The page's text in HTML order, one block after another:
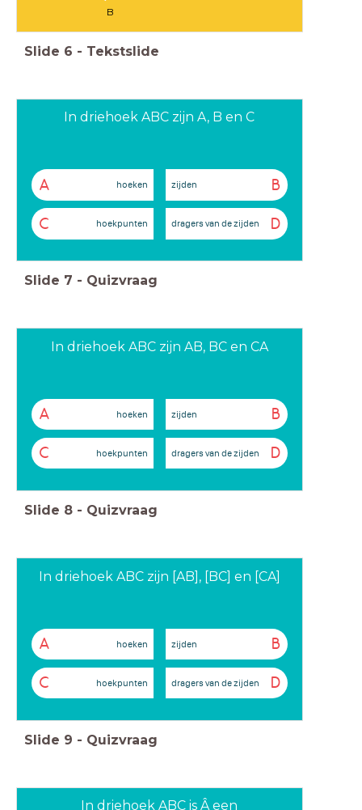
B
Slide 6 - Tekstslide
In driehoek ABC zijn A, B en C
A hoeken B
zijden
C hoekpunten D
dragers van de zijden
Slide 7 - Quizvraag
In driehoek ABC zijn AB, BC en CA
A hoeken B
zijden
C hoekpunten D
dragers van de zijden
Slide 8 - Quizvraag
In driehoek ABC zijn [AB], [BC] en [CA]
A hoeken B
zijden
C hoekpunten D
dragers van de zijden
Slide 9 - Quizvraag
In driehoek ABC is Â een